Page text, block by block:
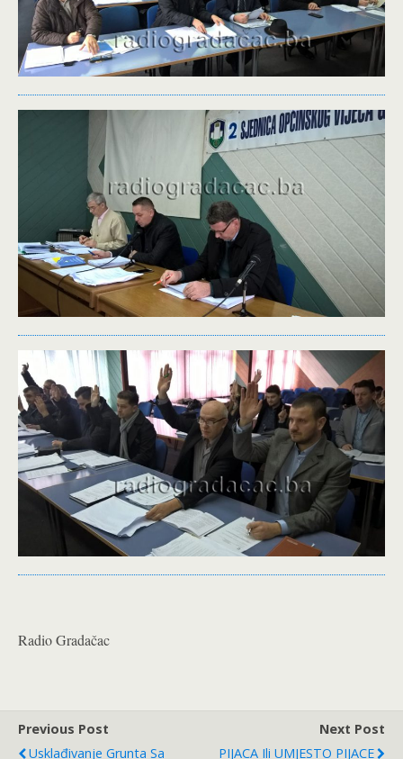
Radio Gradačac
Previous Post
Usklađivanje Grunta Sa
Next Post
PIJACA Ili UMJESTO PIJACE